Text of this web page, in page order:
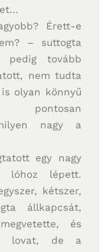
Érett-e
– suttogta
pedig tovább
nem tudta
olyan könnyű
pontosan
nagy a
egy nagy
lépett.
kétszer,
állkapcsát,
és
lovat, de a